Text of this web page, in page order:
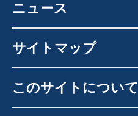
ニュース
サイトマップ
このサイトについて